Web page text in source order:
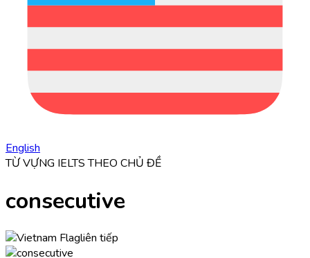
English
TỪ VỰNG IELTS THEO CHỦ ĐỀ
consecutive
liên tiếp